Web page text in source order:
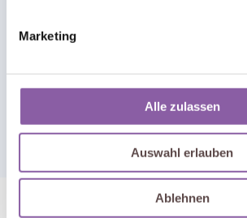
Marketing
Alle zulassen
Auswahl erlauben
Ablehnen
purchase upsells, & follow up
Yes! I want this offer
Contact Support
Copyright © 2025